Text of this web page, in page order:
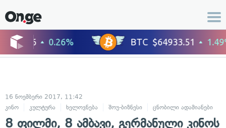
16 ნოემბერი 2017, 11:42
კინო
კულტურა ხელოვნება შოუ-ბიზნესი ცნობილი ადამიანები
8 ფილმი, 8 ამბავი, გერმანული კინოს